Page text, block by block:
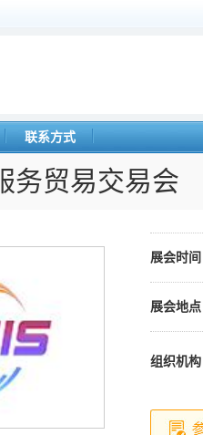
联系方式
务贸易交易会
展会时
展会地
组织机构